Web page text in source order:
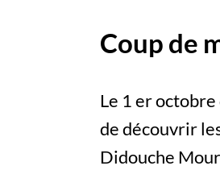
Coup de
Le 1 er
de découvrir
Didouche